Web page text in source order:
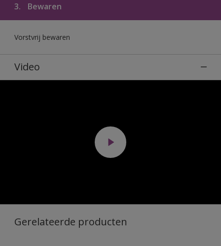
3. Bewaren
Vorstvrij bewaren
Video
Gerelateerde producten